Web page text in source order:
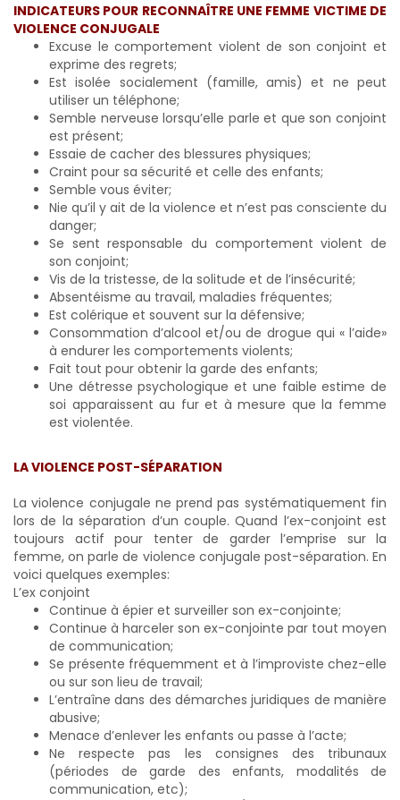
INDICATEURS POUR RECONNAÎTRE UNE FEMME VICTIME DE
VIOLENCE CONJUGALE
Excuse le comportement violent de son conjoint et
exprime des regrets;
Est isolée socialement (famille, amis) et ne peut
utiliser un téléphone;
Semble nerveuse lorsqu’elle parle et que son conjoint
est présent;
Essaie de cacher des blessures physiques;
Craint pour sa sécurité et celle des enfants;
Semble vous éviter;
Nie qu’il y ait de la violence et n’est pas consciente du
danger;
Se sent responsable du comportement violent de
son conjoint;
Vis de la tristesse, de la solitude et de l’insécurité;
Absentéisme au travail, maladies fréquentes;
Est colérique et souvent sur la défensive;
Consommation d’alcool et/ou de drogue qui « l’aide»
à endurer les comportements violents;
Fait tout pour obtenir la garde des enfants;
Une détresse psychologique et une faible estime de
soi apparaissent au fur et à mesure que la femme
est violentée.
LA VIOLENCE POST-SÉPARATION
La violence conjugale ne prend pas systématiquement fin
lors de la séparation d’un couple. Quand l’ex-conjoint est
toujours actif pour tenter de garder l’emprise sur la
femme, on parle de violence conjugale post-séparation. En
voici quelques exemples:
L’ex conjoint
Continue à épier et surveiller son ex-conjointe;
Continue à harceler son ex-conjointe par tout moyen
de communication;
Se présente fréquemment et à l’improviste chez-elle
ou sur son lieu de travail;
L’entraîne dans des démarches juridiques de manière
abusive;
Menace d’enlever les enfants ou passe à l’acte;
Ne respecte pas les consignes des tribunaux
(périodes de garde des enfants, modalités de
communication, etc);